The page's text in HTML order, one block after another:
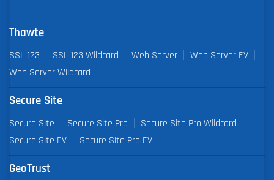
Thawte
SSL 123 SSL 123 Wildcard Web Server
Web Server EV
Web Server Wildcard
Secure Site
Secure Site Secure Site Pro
Secure Site Pro Wildcard
Secure Site EV
Secure Site Pro EV
GeoTrust